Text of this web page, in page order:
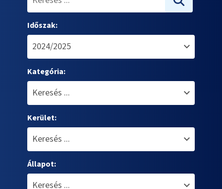
Időszak:
Kategória:
Kerület:
Állapot: